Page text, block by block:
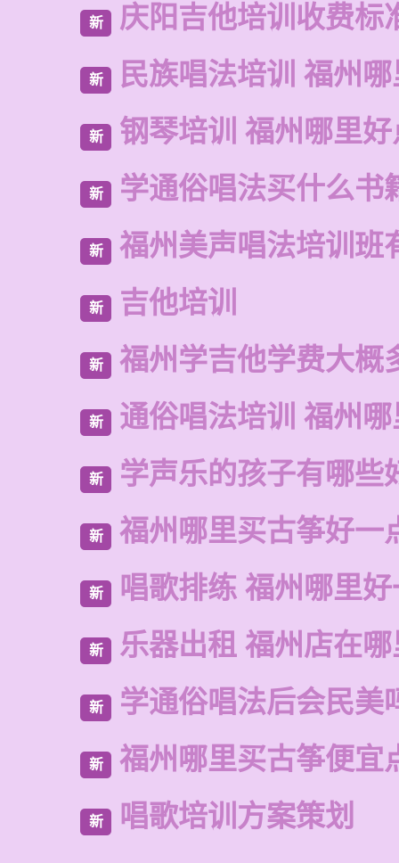
新 庆阳吉他培训收费标
新 民族唱法培训 福州
新 钢琴培训 福州哪里
新 学通俗唱法买什么书
新 福州美声唱法培训班
新 吉他培训
新 福州学吉他学费大概
新 通俗唱法培训 福州
新 学声乐的孩子有哪些
新 福州哪里买古筝好一
新 唱歌排练 福州哪里
新 乐器出租 福州店在
新 学通俗唱法后会民美
新 福州哪里买古筝便宜
新 唱歌培训方案策划